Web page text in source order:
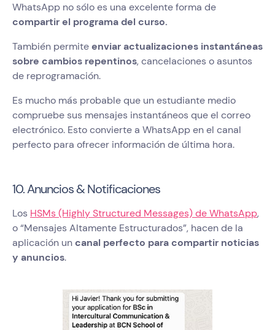
WhatsApp no sólo es una excelente forma de
compartir el programa del curso.
También permiteenviar actualizaciones instantáneas
sobre cambios repentinos, cancelaciones o asuntos
de reprogramación.
Es mucho más probable que un estudiante medio
compruebe sus mensajes instantáneos que el correo
electrónico. Esto convierte a WhatsApp en el canal
perfecto para ofrecer información de última hora.
10. Anuncios & Notificaciones
Los HSMs (Highly Structured Messages) de WhatsApp,
o “Mensajes Altamente Estructurados”, hacen de la
aplicación uncanal perfecto para compartir noticias
y anuncios.